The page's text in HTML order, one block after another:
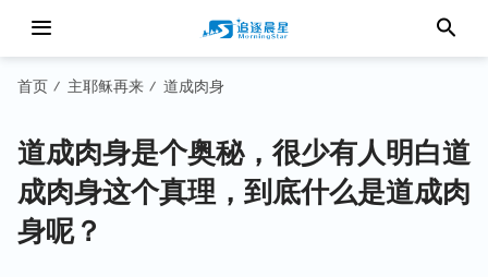
首页 / 主耶稣再来 / 道成肉身
道成肉身是个奥秘，很少有人明白道
成肉身这个真理，到底什么是道成肉
身呢？